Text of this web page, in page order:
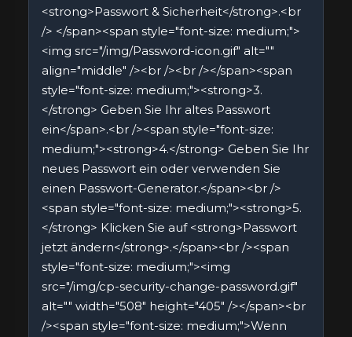
<strong>Passwort & Sicherheit</strong>.<br
/> </span><span style="font-size: medium;">
<img src="/img/Password-icon.gif" alt=""
align="middle" /><br /><br /></span><span
style="font-size: medium;"><strong>3.
</strong> Geben Sie Ihr altes Passwort
ein</span>.<br /><span style="font-size:
medium;"><strong>4.</strong> Geben Sie Ihr
neues Passwort ein oder verwenden Sie
einen Passwort-Generator.</span><br />
<span style="font-size: medium;"><strong>5.
</strong> Klicken Sie auf <strong>Passwort
jetzt ändern</strong>.</span><br /><span
style="font-size: medium;"><img
src="/img/cp-security-change-password.gif"
alt="" width="508" height="405" /></span><br
/><span style="font-size: medium;">Wenn